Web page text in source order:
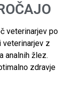
veterinarjev po
z
analnih žlez.
zdravje